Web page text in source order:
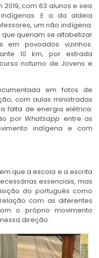
com 63 alunos e seis
E a da aldeia
um não indígena.
queriam se alfabetizar
em povoados vizinhos.
10 km, por estrada
noturno de Jovens e
em fotos de
com aulas ministradas
falta de energia elétrica.
por Whatsapp entre as
indígena e com
que a escola e a escrita
essenciais, mas
do português como
com as diferentes
o próprio movimento
direção.